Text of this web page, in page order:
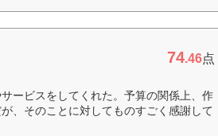
74.46点
ービスをしてくれた。予算の関係上、作
、そのことに対してものすごく感謝して